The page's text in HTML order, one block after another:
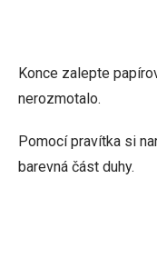
Konce zalepte
nerozmotalo.
Pomocí pravítka si
barevná část duhy.